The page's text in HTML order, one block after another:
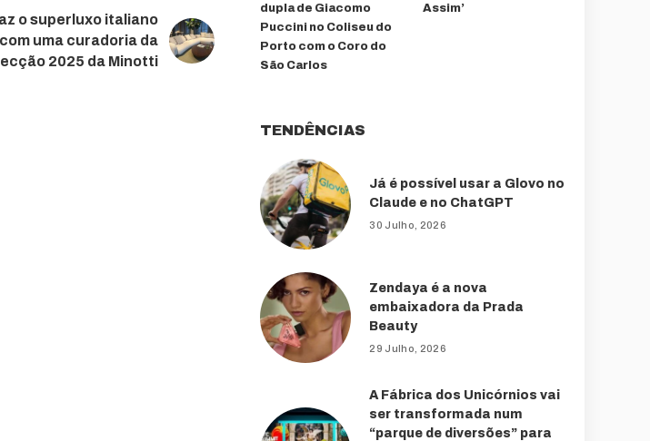
o superluxo italiano
uma curadoria da
2025 da Minotti
dupla de Giacomo
Puccini no Coliseu do
Porto com o Coro do
São Carlos
Assim’
TENDÊNCIAS
Já é possível usar a Glovo no
Claude e no ChatGPT
30 Julho, 2026
Zendaya é a nova
embaixadora da Prada
Beauty
29 Julho, 2026
A Fábrica dos Unicórnios vai
ser transformada num
“parque de diversões” para